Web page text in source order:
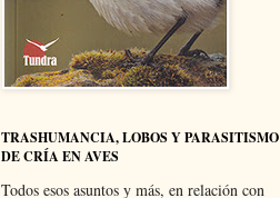
TRASHUMANCIA, LOBOS Y PARASITISMO
DE CRÍA EN AVES
Todos esos asuntos y más, en relación con